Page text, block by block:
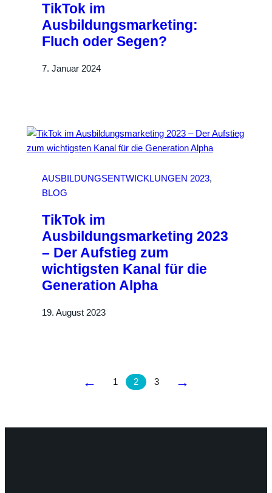
TikTok im
Ausbildungsmarketing:
Fluch oder Segen?
7. Januar 2024
AUSBILDUNGSENTWICKLUNGEN 2023
BLOG
TikTok im
Ausbildungsmarketing 2023
– Der Aufstieg zum
wichtigsten Kanal für die
Generation Alpha
19. August 2023
← 1 2 3 →